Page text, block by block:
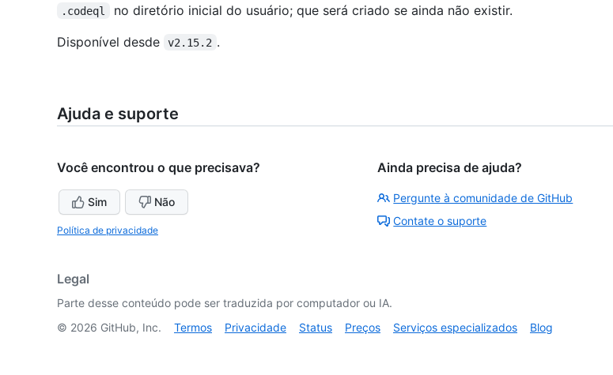
.codeql
no diretório inicial do usuário; que será criado se ainda não existir.
Disponível desde
v2.15.2 .
Ajuda e suporte
Você encontrou o que precisava?
Sim Não
Política de privacidade
Ainda precisa de ajuda?
Pergunte à comunidade de GitHub
Contate o suporte
Legal
Parte desse conteúdo pode ser traduzida por computador ou IA.
© 2026 GitHub, Inc. Termos Privacidade Status Preços Serviços especializados Blog